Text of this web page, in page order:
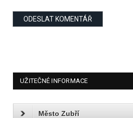
UŽITEČNÉ INFORMACE
Město Zubří